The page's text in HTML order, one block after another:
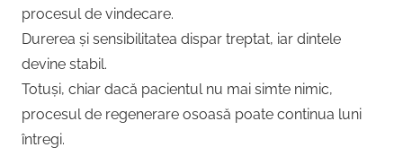
procesul de vindecare.
Durerea și sensibilitatea dispar treptat, iar dintele
devine stabil.
Totuși, chiar dacă pacientul nu mai simte nimic,
procesul de regenerare osoasă poate continua luni
întregi.